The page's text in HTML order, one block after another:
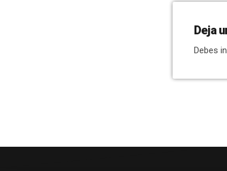
Deja
Debes